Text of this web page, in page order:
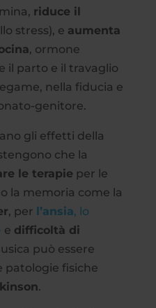
riduce il
stress), e aumenta
, ormone
il parto e il travaglio
nella fiducia e
genitore.
gli effetti della
che la
le terapie per le
la memoria come la
, per l’ansia, lo
e difficoltà di
può essere
patologie fisiche
.